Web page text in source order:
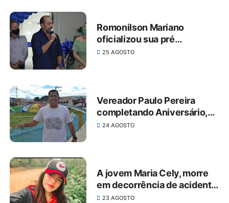
Romonilson Mariano
oficializou sua pré
candidatura á prefeito de
25 AGOSTO
Vereador Paulo Pereira
completando Aniversário,
parabéns
24 AGOSTO
A jovem Maria Cely, morre
em decorrência de acidente,
ocorrido em junho em São
23 AGOSTO